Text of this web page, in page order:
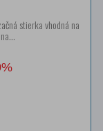
stierka vhodná na